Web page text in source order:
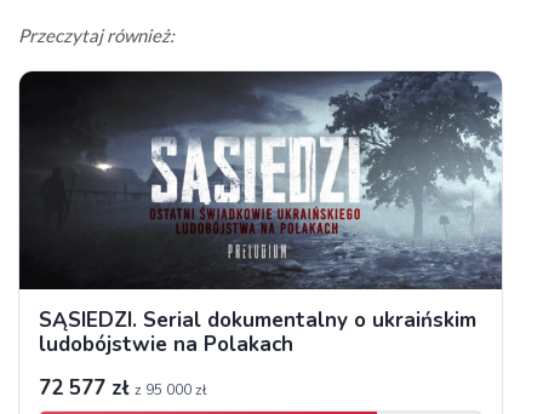
Przeczytaj również: